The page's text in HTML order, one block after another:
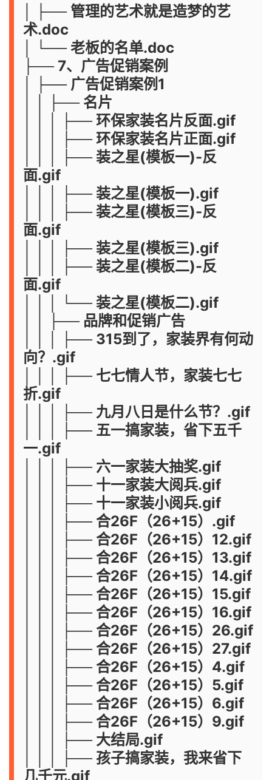
│ ├── 管理的艺术就是造梦的艺
术.doc
│ └── 老板的名单.doc
├── 7、广告促销案例
│ ├── 广告促销案例1
│ │ ├── 名片
│ │ │ ├── 环保家装名片反面.gif
│ │ │ ├── 环保家装名片正面.gif
│ │ │ ├── 装之星(模板一)-反
面.gif
│ │ │ ├── 装之星(模板一).gif
│ │ │ ├── 装之星(模板三)-反
面.gif
│ │ │ ├── 装之星(模板三).gif
│ │ │ ├── 装之星(模板二)-反
面.gif
│ │ │ └── 装之星(模板二).gif
│ │ ├── 品牌和促销广告
│ │ │ ├── 315到了，家装界有何动
向？.gif
│ │ │ ├── 七七情人节，家装七七
折.gif
│ │ │ ├── 九月八日是什么节？.gif
│ │ │ ├── 五一搞家装，省下五千
一.gif
│ │ │ ├── 六一家装大抽奖.gif
│ │ │ ├── 十一家装大阅兵.gif
│ │ │ ├── 十一家装小阅兵.gif
│ │ │ ├── 合26F（26+15）.gif
│ │ │ ├── 合26F（26+15）12.gif
│ │ │ ├── 合26F（26+15）13.gif
│ │ │ ├── 合26F（26+15）14.gif
│ │ │ ├── 合26F（26+15）15.gif
│ │ │ ├── 合26F（26+15）16.gif
│ │ │ ├── 合26F（26+15）26.gif
│ │ │ ├── 合26F（26+15）27.gif
│ │ │ ├── 合26F（26+15）4.gif
│ │ │ ├── 合26F（26+15）5.gif
│ │ │ ├── 合26F（26+15）6.gif
│ │ │ ├── 合26F（26+15）9.gif
│ │ │ ├── 大结局.gif
│ │ │ ├── 孩子搞家装，我来省下
几千元.gif